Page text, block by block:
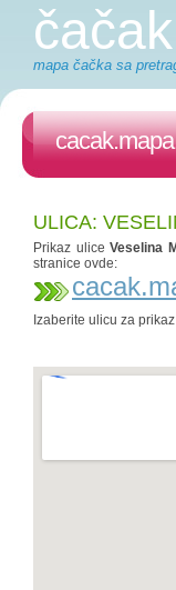
mapa čačka sa
ULICA:
Prikaz uliceVeselina
stranice ovde:
Izaberite ulicu za